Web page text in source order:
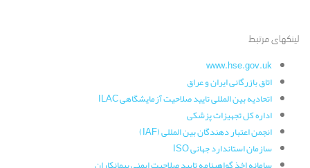
لینکهای مرتبط
www.hse.gov.uk
اتاق بازرگانی ایران و عراق
اتحادیه بین المللی تایید صلاحیت آزمایشگاهی ILAC
اداره کل تجهیزات پزشکی
انجمن اعتبار دهندگان بین المللی (IAF)
سازمان استاندارد جهانی ISO